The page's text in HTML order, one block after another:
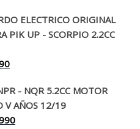
ELECTRICO ORIGINAL
PIK UP - SCORPIO 2.2CC
El
actual
es:
$94.990.
- NQR 5.2CC MOTOR
V AÑOS 12/19
El